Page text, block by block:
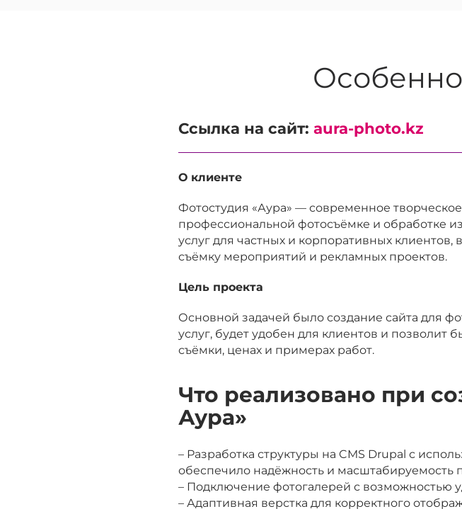
Ссылка на сайт: aura-photo.kz
О клиенте
Фотостудия «Аура» — современное
профессиональной фотосъёмке и обработке
услуг для частных и корпоративных
съёмку мероприятий и рекламных проектов.
Цель проекта
Основной задачей было создание сайта для
услуг, будет удобен для клиентов и
съёмки, ценах и примерах работ.
Что реализовано при
Аура»
– Разработка структуры на CMS Drupal с
обеспечило надёжность и масштабируемость
– Подключение фотогалерей с возможностью
– Адаптивная верстка для корректного